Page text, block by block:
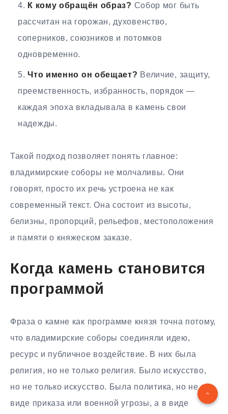
К кому обращён образ? Собор мог быть
рассчитан на горожан, духовенство,
соперников, союзников и потомков
одновременно.
Что именно он обещает? Величие, защиту,
преемственность, избранность, порядок —
каждая эпоха вкладывала в камень свои
надежды.
Такой подход позволяет понять главное:
владимирские соборы не молчаливы. Они
говорят, просто их речь устроена не как
современный текст. Она состоит из высоты,
белизны, пропорций, рельефов, местоположения
и памяти о княжеском заказе.
Когда камень становится
программой
Фраза о камне как программе князя точна потому,
что владимирские соборы соединяли идею,
ресурс и публичное воздействие. В них была
религия, но не только религия. Было искусство,
но не только искусство. Была политика, но не в
виде приказа или военной угрозы, а в виде